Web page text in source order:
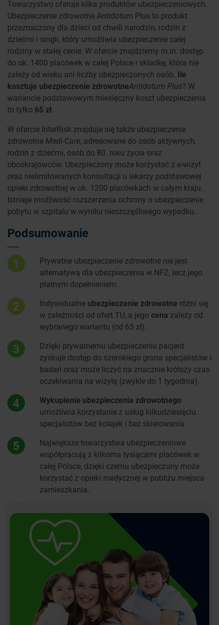
Towarzystwo oferuje kilka produktów ubezpieczeniowych.
Ubezpieczenie zdrowotne Antidotum Plus to produkt
przeznaczony dla dzieci od chwili narodzin, rodzin z
dziećmi i singli, który umożliwia ubezpieczenie całej
rodziny w stałej cenie. W ofercie znajdziemy m.in. dostęp
do ok. 1400 placówek w całej Polsce i składkę, która nie
zależy od wieku ani liczby ubezpieczonych osób. Ile
kosztuje ubezpieczenie zdrowotneAntidotum Plus? W
wariancie podstawowym miesięczny koszt ubezpieczenia
to tylko 65 zł.
W ofercie InterRisk znajduje się także ubezpieczenie
zdrowotne Medi-Care, adresowane do osób aktywnych,
rodzin z dziećmi, osób do 80. roku życia oraz
obcokrajowców. Ubezpieczony może korzystać z e-wizyt
oraz nielimitowanych konsultacji u lekarzy podstawowej
opieki zdrowotnej w ok. 1200 placówkach w całym kraju.
Istnieje możliwość rozszerzenia ochrony o ubezpieczenie
pobytu w szpitalu w wyniku nieszczęśliwego wypadku.
Podsumowanie
1
Prywatne ubezpieczenie zdrowotne nie jest
alternatywą dla ubezpieczenia w NFZ, lecz jego
płatnym dopełnieniem.
2 Indywidualne ubezpieczenie zdrowotne różni się
w zależności od ofert TU, a jego cena zależy od
wybranego wariantu (od 65 zł).
3
Dzięki prywatnemu ubezpieczeniu pacjent
zyskuje dostęp do szerokiego grona specjalistów i
badań oraz może liczyć na znacznie krótszy czas
oczekiwania na wizytę (zwykle do 1 tygodnia).
4
Wykupienie ubezpieczenia zdrowotnego
umożliwia korzystanie z usług kilkudziesięciu
specjalistów bez kolejek i bez skierowania.
5
Największe towarzystwa ubezpieczeniowe
współpracują z kilkoma tysiącami placówek w
całej Polsce, dzięki czemu ubezpieczony może
korzystać z opieki medycznej w pobliżu miejsca
zamieszkania.